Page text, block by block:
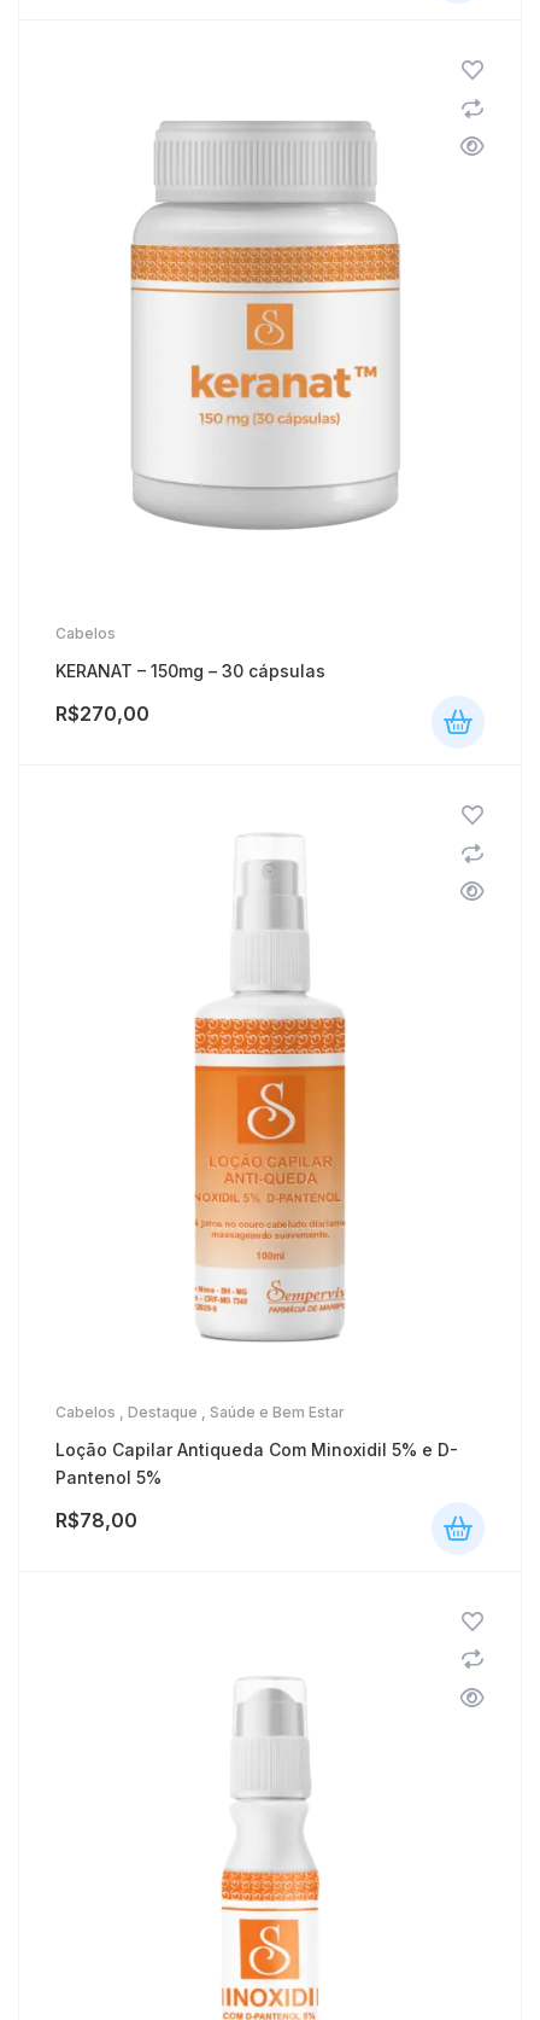
Cabelos
KERANAT – 150mg – 30 cápsulas
R$270,00
Cabelos Destaque Saúde e Bem Estar
Loção Capilar Antiqueda Com Minoxidil 5% e D-
Pantenol 5%
R$78,00